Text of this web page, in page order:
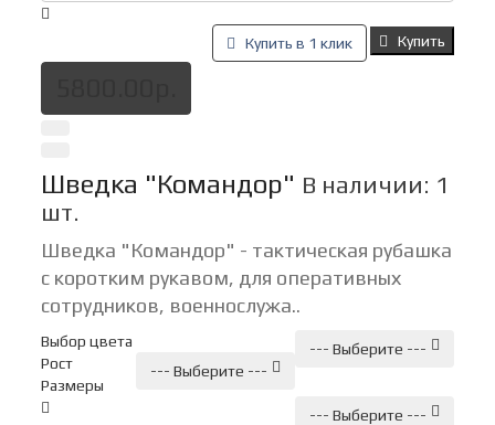
Купить в 1 клик Купить
Шведка "Командор" В наличии: 1
шт.
Шведка "Командор" - тактическая рубашка
с коротким рукавом, для оперативных
сотрудников, военнослужа..
Выбор цвета
--- Выберите ---
Рост
--- Выберите ---
Размеры
--- Выберите ---